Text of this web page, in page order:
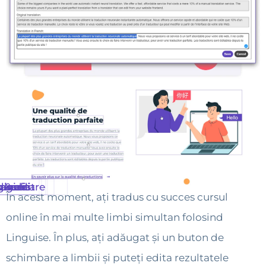
editare
& edit
În acest moment, ați tradus cu succes cursul
online în mai multe limbi simultan folosind
Linguise. În plus, ați adăugat și un buton de
schimbare a limbii și puteți edita rezultatele